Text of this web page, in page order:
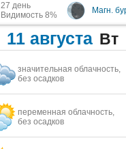
27 день
Видимость 8%
Магн.
11 августа Вт
значительная облачность,
без осадков
переменная облачность,
без осадков